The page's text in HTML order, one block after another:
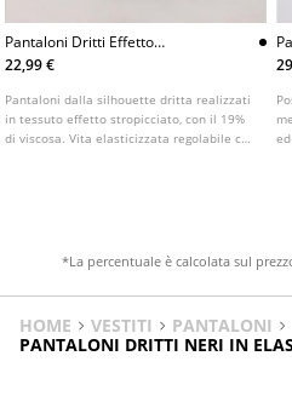
Pantaloni Dritti Effetto
Stropicciato
22,99 €
Pantaloni dalla silhouette dritta realizzati
in tessuto effetto stropicciato, con il 19%
di viscosa. Vita elasticizzata regolabile con
*La percentuale è calcolata sul
HOME VESTITI
PANTALONI
PANTALONI DRITTI NERI IN